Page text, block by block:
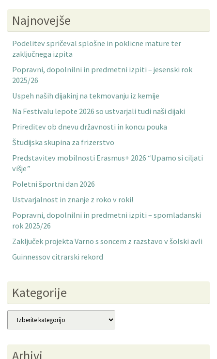
Najnovejše
Podelitev spričeval splošne in poklicne mature ter
zaključnega izpita
Popravni, dopolnilni in predmetni izpiti – jesenski rok
2025/26
Uspeh naših dijakinj na tekmovanju iz kemije
Na Festivalu lepote 2026 so ustvarjali tudi naši dijaki
Prireditev ob dnevu državnosti in koncu pouka
Študijska skupina za frizerstvo
Predstavitev mobilnosti Erasmus+ 2026 “Upamo si ciljati
višje”
Poletni športni dan 2026
Ustvarjalnost in znanje z roko v roki!
Popravni, dopolnilni in predmetni izpiti – spomladanski
rok 2025/26
Zaključek projekta Varno s soncem z razstavo v šolski avli
Guinnessov citrarski rekord
Kategorije
Kategorije
Arhivi